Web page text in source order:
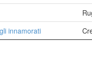
innamorati